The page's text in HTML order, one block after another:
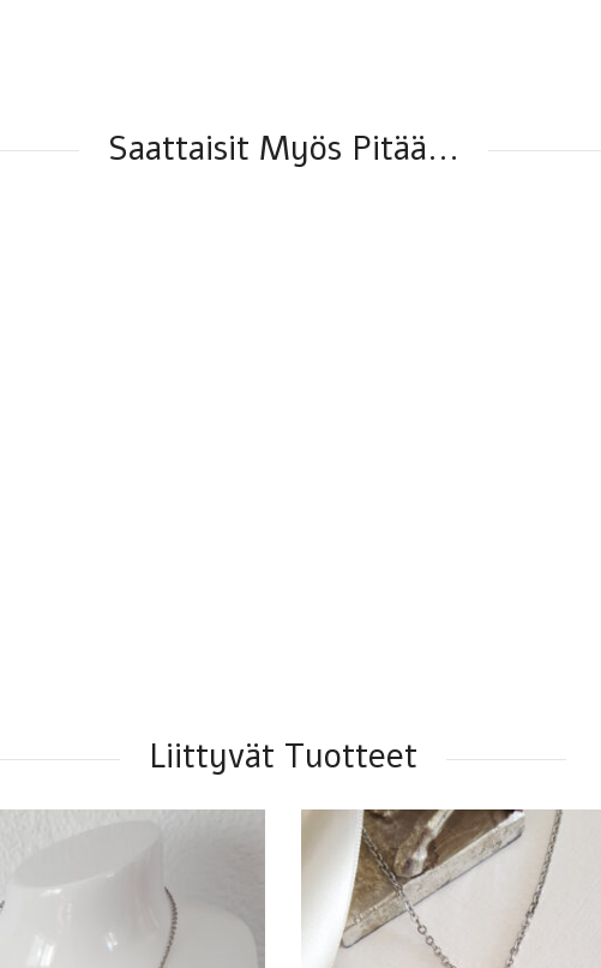
Saattaisit Myös Pitää...
Liittyvät Tuotteet